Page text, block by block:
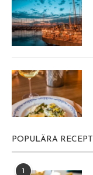
POPULÄRA RECEPT
1